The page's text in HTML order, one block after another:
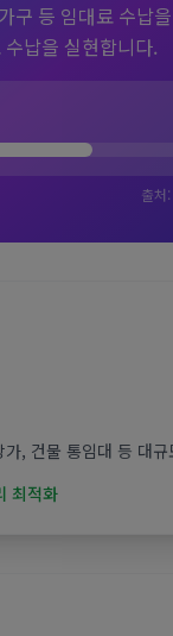
구 등 임대료 수납
납을 실현합니다.
출처
, 건물 통임대 등 대규
최적화